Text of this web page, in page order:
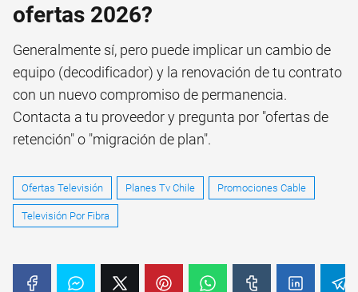
ofertas 2026?
Generalmente sí, pero puede implicar un cambio de
equipo (decodificador) y la renovación de tu contrato
con un nuevo compromiso de permanencia.
Contacta a tu proveedor y pregunta por "ofertas de
retención" o "migración de plan".
Ofertas Televisión Planes Tv Chile Promociones Cable
Televisión Por Fibra